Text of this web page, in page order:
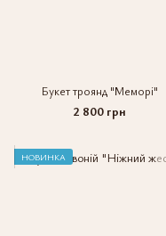
Букет троянд "Меморі"
2 800 грн
НОВИНКА